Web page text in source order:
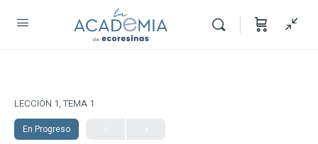
LECCIÓN 1, TEMA 1
En Progreso